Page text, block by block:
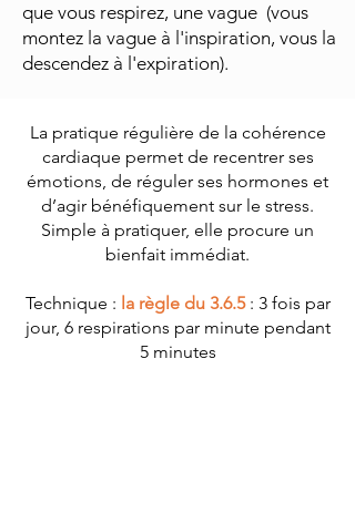
que vous respirez, une vague (vous
montez la vague à l'inspiration, vous la
descendez à l'expiration).
La pratique régulière de la cohérence
cardiaque permet de recentrer ses
émotions, de réguler ses hormones et
d’agir bénéfiquement sur le stress.
Simple à pratiquer, elle procure un
bienfait immédiat.
Technique : la règle du 3.6.5: 3 fois par
jour, 6 respirations par minute pendant
5 minutes